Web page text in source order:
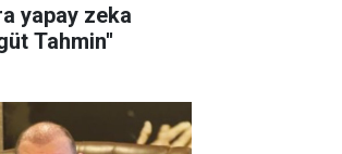
yapay zeka
Tahmin''